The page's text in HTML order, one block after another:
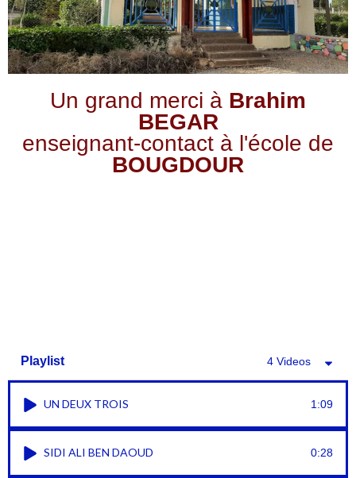
Un grand merci à Brahim
BEGAR
enseignant-contact à l'école de
BOUGDOUR
Playlist 4 Videos
UN DEUX TROIS 1:09
SIDI ALI BEN DAOUD 0:28